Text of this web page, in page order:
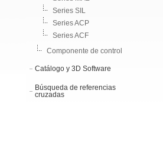
Series SIL
Series ACP
Series ACF
Componente de control
Catálogo y 3D Software
Búsqueda de referencias
cruzadas